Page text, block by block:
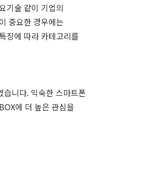
기술 같이 기업의
중요한 경우에는
징에 따라 카테고리를
니다. 익숙한 스마트폰
에 더 높은 관심을